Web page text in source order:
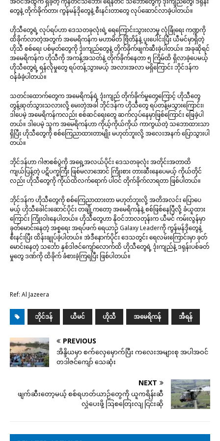
တွေနဲ့ တိုက်ခိုက်တာ၊ ကွန်မန်ဒိုတွေနဲ့ စီးနင်းတာတွေ လုပ်ဆောင်လာခဲ့ပါတယ်။
ဟိုသီတွေရဲ့ လုပ်ရပ်ဟာ ဒေသတခုလုံးရဲ့ ရေကြောင်းသွားလာမှု လုံခြုံရေး ကဏ္ဍကို
ထိခိုက်လာတဲ့အတွက် အမေရိကန်က မဟာမိတ် ဗြိတိန်နဲ့ ပူးပေါင်းပြီး ယီမင်မှာရှိတဲ့
ဟိုသီ စစ်ရေး ပစ်မှတ်တွေကို ဒုံးကျည်တွေနဲ့ တိုက်ခိုက်ဖျက်ဆီးခဲ့ပါတယ်။ အခုဆိုရင်
အမေရိကန်က ဟိုသီကို အကန့်အသတ်နဲ့ တိုက်ခိုက်နေတာ ၅ ကြိမ်ထိ ရှိလာခဲ့ပေမယ့်
ဟိုသီတွေရဲ့ ရန်လိုမှုတွေ ရပ်တန့်သွားမယ့် အလားအလာ မရှိကြောင်း ဘိုင်ဒန်က
ဝန်ခံခဲ့ပါတယ်။
သတင်းထောက်တွေက အမေရိကန်ရဲ့ ဒုံးကျည် တိုက်ခိုက်မှုတွေကြောင့် ဟိုသီတွေ
တွန့်ဆုတ်သွားသလားလို့ မေးတဲ့အခါ ဘိုင်ဒန်က ဟိုသီတွေ ရပ်တန့်မသွားကြောင်း၊
ဒါပေမဲ့ အမေရိကန်ကလည်း စစ်ဆင်ရေးတွေ ဆက်လုပ်နေမှာဖြစ်ကြောင်း ဖြေခဲ့ပါ
တယ်။ ဒါပေမဲ့ သူက အမေရိကန်ဟာ ကိုယ့်ကိုယ်ကိုယ် ကာကွယ်တဲ့ သဘောထားသာ
ရှိပြီး ဟိုသီတွေကို စစ်ကြေညာထားတာမျိုး မဟုတ်ဘူးလို့ အလေးအနက် ပြောသွားပါ
တယ်။
ဘိုင်ဒန်ဟာ ဂါဇာစစ်ပွဲကို အရှေ့အလယ်ပိုင်း ဒေသတခုလုံး အတိုင်းအတာထိ
ကျယ်ပြန့်တဲ့ ပဋိပက္ခကြီး ဖြစ်မလာအောင် ကြိုးစား တားဆီးနေပေမယ့် ကိုယ်တိုင်
လည်း ဟိုသီတွေကို ကိုယ်ထိလက်ရောက် ပါဝင် တိုက်ခိုက်လာရတာ ဖြစ်ပါတယ်။
ဘိုင်ဒန်က ဟိုသီတွေကို စစ်ကြေညာထားတာ မဟုတ်ဘူးလို့ အတိအလင်း ပြောပေ
မယ့် ဟိုသီခေါင်းဆောင်ပိုင်း တချို့ကတော့ အမေရိကန်နဲ့ စစ်ဖြစ်နေပြီလို့ ခံယူထား
ကြောင်း ကြုံးဝါးနေပါတယ်။ ဟိုသီတွေဟာ နိုဝင်ဘာလတုန်းက ယီမင် ကမ်းလွန်မှာ
ခုတ်မောင်းနေတဲ့ အစ္စရေး အရပ်ဖက် ရေယာဉ် Galaxy Leaderကို ကွန်မန်ဒိုတွေနဲ့
စီးနင်းပြီး ထိန်းချုပ်ခဲ့ပါတယ်။ အဲဒီနောက်ပိုင်း ဒေသတွင်း ရေလမ်းကြောင်းမှာ ခုတ်
မောင်းနေတဲ့ သင်္ဘော နှစ်ဒါဇင်ကျော်လောက်ထိ ဟိုသီတွေရဲ့ ဒုံးကျည်နဲ့ ဒရုန်းပစ်ခတ်
မှုတွေ ဒဏ်ကို ထိခိုက် ခံစားခဲ့ကြရပြီး ဖြစ်ပါတယ်။
Ref: Al Jazeera
ဘိုင်ဒန် ယီမင် ဟိုသီ အမေရိကန် အီရန်
PREVIOUS
အိန္ဒိယမှာ စက်လှေမှောက်ပြီး ကလေးအများစု အပါအဝင်
တဒါဇင်ကျော် သေဆုံး
NEXT
ဖျက်ဆီးတော့မယ့် စစ်ရဟတ်ယာဉ်တွေကို ယူကရိန်းဆီ
လွှဲပေးဖို့ ဩစတြေးလျ ငြင်းဆို